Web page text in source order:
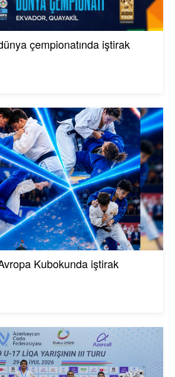
çempionatında iştirak
Kubokunda iştirak